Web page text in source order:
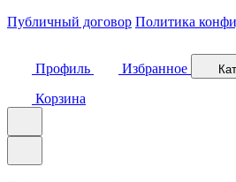
Публичный договор Политика
Профиль Избранное
Корзина